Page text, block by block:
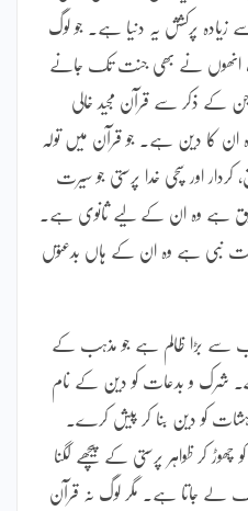
زیادہ پرکشش یہ دنیا ہے۔ جو لوگ
انھوں نے بھی جنت تک جانے
کے ذکر سے قرآن مجید خالی
کا دین ہے۔ جو قرآن میں تولہ
اور سچی خدا پرستی جو سیرت
ہے وہ ان کے لیے ثانوی ہے۔
نبی ہے وہ ان کے ہاں بدعتوں
سے بڑا ظالم ہے جو مذہب کے
شرک و بدعات کو دین کے نام
کو دین بنا کر پیش کرے۔
کر ظواہر پرستی کے پیچھے لگنا
تک لے جاتا ہے۔ مگر لوگ نہ قرآن